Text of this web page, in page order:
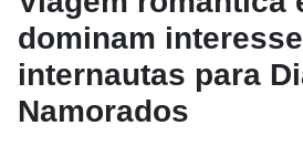
dominam
internautas para
Namorados